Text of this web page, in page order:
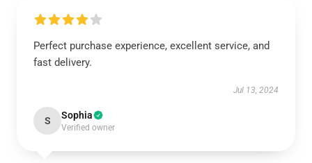
Perfect purchase experience, excellent service, and
fast delivery.
Jul 13, 2024
S Sophia
Verified owner